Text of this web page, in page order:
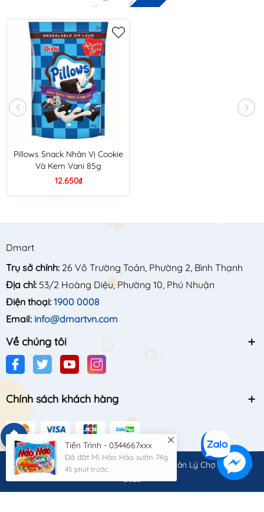
Pillows Snack Nhân Vị Cookie
Và Kem Vani 85g
12.650₫
Dmart
Trụ sở chính: 26 Võ Trường Toản, Phường 2, Bình Thạnh
Địa chỉ: 53/2 Hoàng Diệu, Phường 10, Phú Nhuận
Điện thoại: 1900 0008
Email: info@dmartvn.com
Về chúng tôi
Chính sách khách hàng
© Bản quyền thuộc về
Công Ty Cổ Phần Quản Lý Chợ Quốc Gia
2023
Tiến Trình - 0344667xxx
Đã đặt Mì Hảo Hảo sườn 74g
45 phút trước